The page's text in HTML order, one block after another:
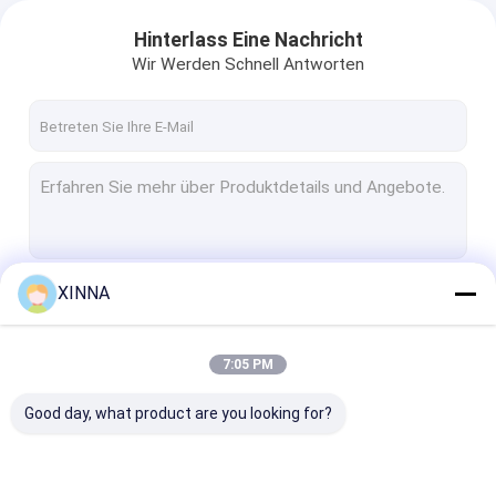
Hinterlass Eine Nachricht
Wir Werden Schnell Antworten
XINNA
7:05 PM
Good day, what product are you looking for?